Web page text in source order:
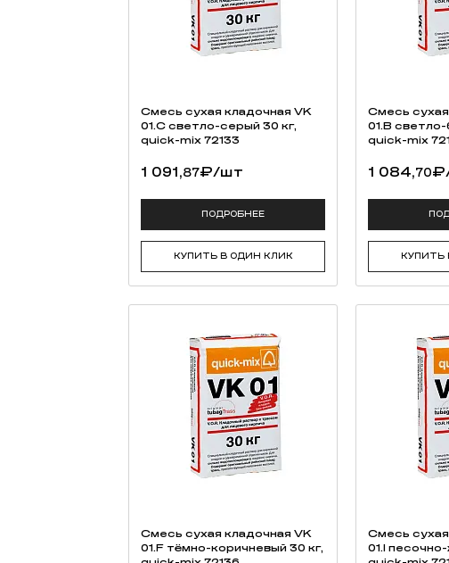
Смесь cухая кладочная VK
01.C светло-серый 30 кг,
quick-mix 72133
1 091,87₽/шт
ПОДРОБНЕЕ
КУПИТЬ В ОДИН КЛИК
Смесь
01.B
quick-mix
1 084,70₽
КУПИТЬ
Смесь cухая кладочная VK
01.F тёмно-коричневый 30 кг,
Смесь
01.I